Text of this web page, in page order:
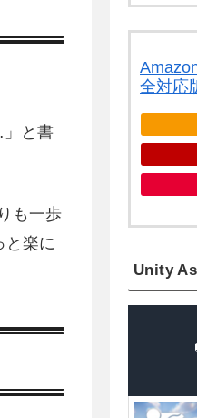
と書
も一歩
と楽に
全対応
Unity